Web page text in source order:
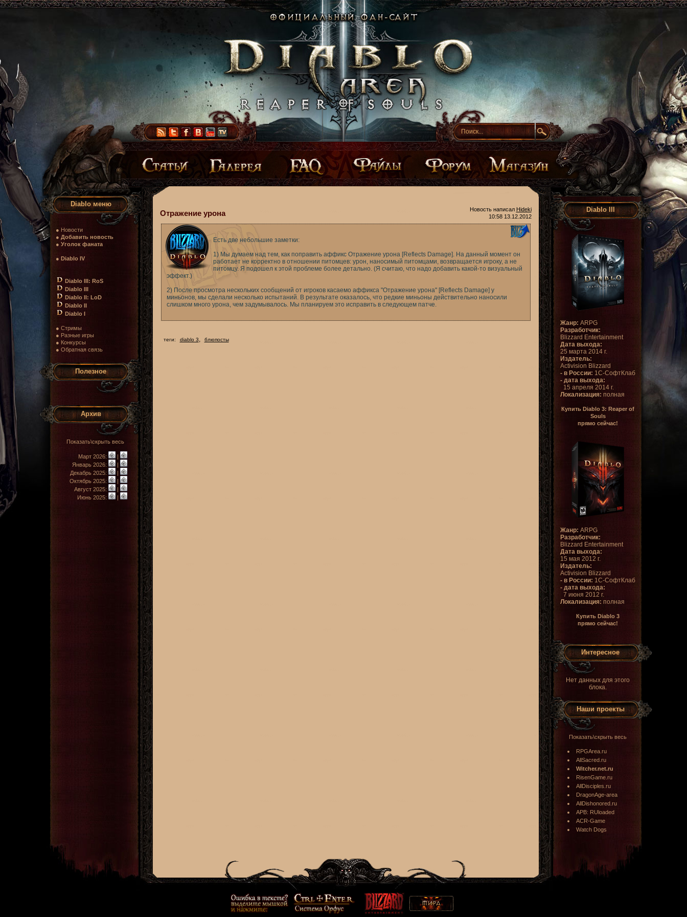
Diablo меню
● Новости
● Добавить новость
● Уголок фаната
● Diablo IV
Diablo III: RoS
Diablo III
Diablo II: LoD
Diablo II
Diablo I
● Стримы
● Разные игры
● Конкурсы
● Обратная связь
Полезное
Архив
Показать\скрыть весь
Март 2026:
|
Январь 2026:
|
Декабрь 2025:
|
Октябрь 2025:
|
Август 2025:
|
Июнь 2025:
|
Отражение урона Новость написал Hideki
10:58 13.12.2012
Есть две небольшие заметки:
1) Мы думаем над тем, как поправить аффикс Отражение урона [Reflects Damage]. На данный момент он
работает не корректно в отношении питомцев: урон, наносимый питомцами, возвращается игроку, а не
питомцу. Я подошел к этой проблеме более детально. (Я считаю, что надо добавить какой-то визуальный
эффект.)
2) После просмотра нескольких сообщений от игроков касаемо аффикса "Отражение урона" [Reflects Damage] у
миньонов, мы сделали несколько испытаний. В результате оказалось, что редкие миньоны действительно наносили
слишком много урона, чем задумывалось. Мы планируем это исправить в следующем патче.
теги: diablo 3, блюпосты
Diablo III
Жанр: ARPG
Разработчик:
Blizzard Entertainment
Дата выхода:
25 марта 2014 г.
Издатель:
Activision Blizzard
- в России: 1С-СофтКлаб
- дата выхода:
15 апреля 2014 г.
Локализация: полная
Купить Diablo 3: Reaper of
Souls
прямо сейчас!
Жанр: ARPG
Разработчик:
Blizzard Entertainment
Дата выхода:
15 мая 2012 г.
Издатель:
Activision Blizzard
- в России: 1С-СофтКлаб
- дата выхода:
7 июня 2012 г.
Локализация: полная
Купить Diablo 3
прямо сейчас!
Интересное
Нет данных для этого
блока.
Наши проекты
Показать\скрыть весь
RPGArea.ru
AllSacred.ru
Witcher.net.ru
RisenGame.ru
AllDisciples.ru
DragonAge-area
AllDishonored.ru
APB: RUloaded
ACR-Game
Watch Dogs